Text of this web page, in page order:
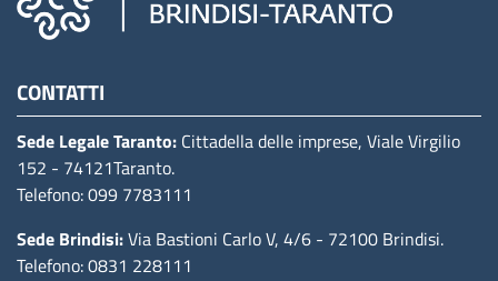
CONTATTI
Sede Legale Taranto: Cittadella delle imprese, Viale Virgilio
152 - 74121Taranto.
Telefono: 099 7783111
Sede Brindisi:Via Bastioni Carlo V, 4/6 - 72100 Brindisi.
Telefono: 0831 228111